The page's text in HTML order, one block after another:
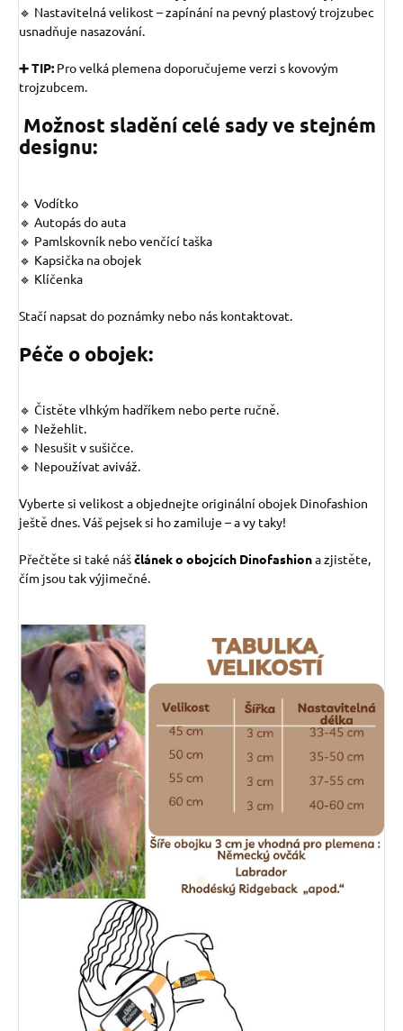
🔹 Nastavitelná velikost – zapínání na pevný plastový trojzubec
usnadňuje nasazování.
➕ TIP: Pro velká plemena doporučujeme verzi s kovovým
trojzubcem.
Možnost sladění celé sady ve stejném
designu:
🔹 Vodítko
🔹 Autopás do auta
🔹 Pamlskovník nebo venčící taška
🔹 Kapsička na obojek
🔹 Klíčenka
Stačí napsat do poznámky nebo nás kontaktovat.
Péče o obojek:
🔹 Čistěte vlhkým hadříkem nebo perte ručně.
🔹 Nežehlit.
🔹 Nesušit v sušičce.
🔹 Nepoužívat aviváž.
Vyberte si velikost a objednejte originální obojek Dinofashion
ještě dnes. Váš pejsek si ho zamiluje – a vy taky!
Přečtěte si také náščlánek o obojcích Dinofashiona zjistěte,
čím jsou tak výjimečné.